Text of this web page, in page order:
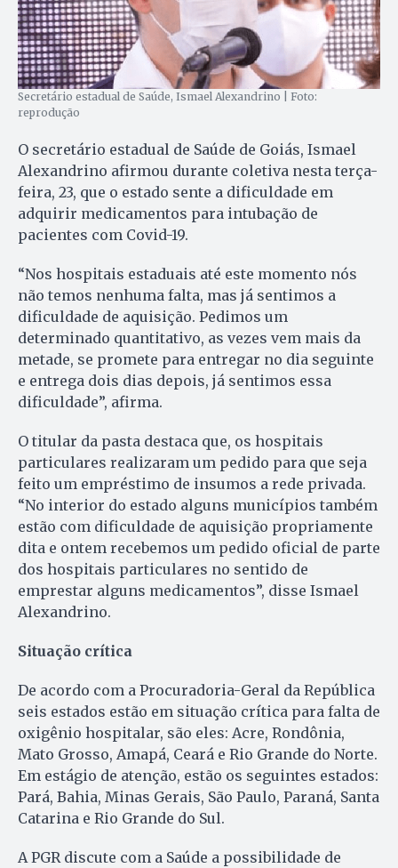
Secretário estadual de Saúde, Ismael Alexandrino | Foto:
reprodução
O secretário estadual de Saúde de Goiás, Ismael
Alexandrino afirmou durante coletiva nesta terça-
feira, 23, que o estado sente a dificuldade em
adquirir medicamentos para intubação de
pacientes com Covid-19.
“Nos hospitais estaduais até este momento nós
não temos nenhuma falta, mas já sentimos a
dificuldade de aquisição. Pedimos um
determinado quantitativo, as vezes vem mais da
metade, se promete para entregar no dia seguinte
e entrega dois dias depois, já sentimos essa
dificuldade”, afirma.
O titular da pasta destaca que, os hospitais
particulares realizaram um pedido para que seja
feito um empréstimo de insumos a rede privada.
“No interior do estado alguns municípios também
estão com dificuldade de aquisição propriamente
dita e ontem recebemos um pedido oficial de parte
dos hospitais particulares no sentido de
emprestar alguns medicamentos”, disse Ismael
Alexandrino.
Situação crítica
De acordo com a Procuradoria-Geral da República
seis estados estão em situação crítica para falta de
oxigênio hospitalar, são eles: Acre, Rondônia,
Mato Grosso, Amapá, Ceará e Rio Grande do Norte.
Em estágio de atenção, estão os seguintes estados:
Pará, Bahia, Minas Gerais, São Paulo, Paraná, Santa
Catarina e Rio Grande do Sul.
A PGR discute com a Saúde a possibilidade de